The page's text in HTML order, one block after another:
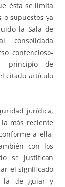
ésta se limita
supuestos ya
la Sala de
consolidada
contencioso-
principio de
citado artículo
jurídica,
más reciente
a ella,
con los
se justifican
el significado
la de guiar y